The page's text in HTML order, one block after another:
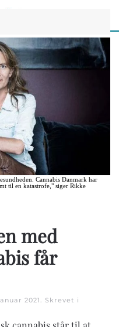
Cannabis Danmark har
til en katastrofe," siger Rikke
med
får
2021. Skrevet i